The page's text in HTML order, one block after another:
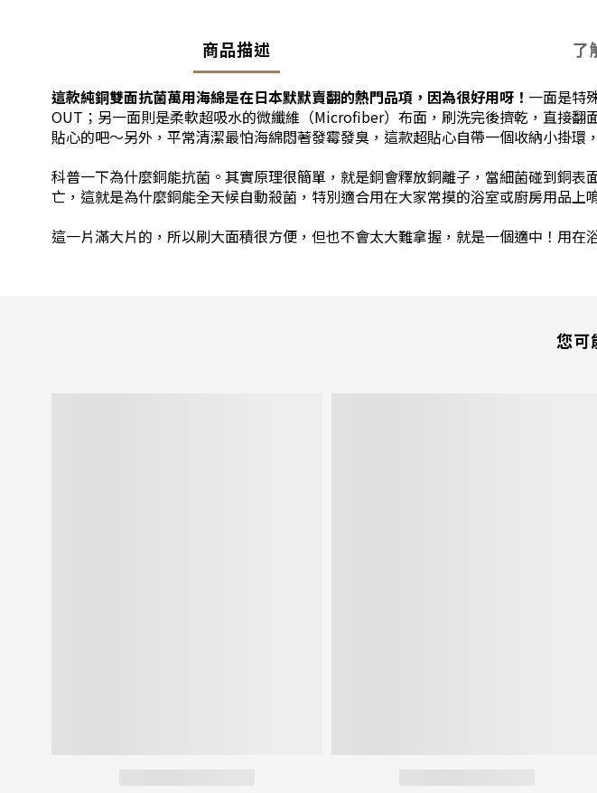
商品描述 了
這款純銅雙面抗菌萬用海綿是在日本默默賣翻的熱門品項，因為很好用呀！ 一面是特
OUT；另一面則是柔軟超吸水的微纖維（Microfiber）布面，刷洗完後擠乾，直接
貼心的吧～另外，平常清潔最怕海綿悶著發霉發臭，這款超貼心自帶一個收納小掛環
科普一下為什麼銅能抗菌。其實原理很簡單，就是銅會釋放銅離子，當細菌碰到銅
亡，這就是為什麼銅能全天候自動殺菌，特別適合用在大家常摸的浴室或廚房用品上
這一片滿大片的，所以刷大面積很方便，但也不會太大難拿握，就是一個適中！用在
您可